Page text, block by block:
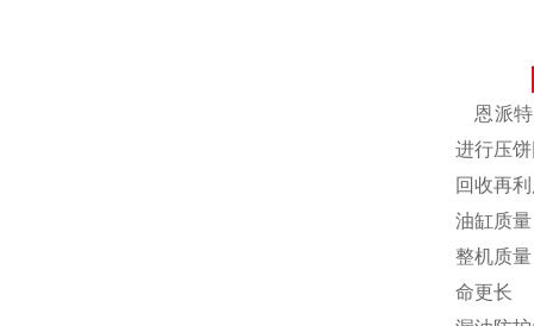
恩派特
进行压
回收再
油缸质
整机质
命更长